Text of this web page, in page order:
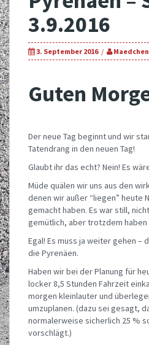
3.9.2016
3. September 2016
Guten
Der neue Tag beginnt und wir
Tatendrang in den neuen Tag!
Glaubt ihr das echt? Nein! Es
Müde quälen wir uns aus den
denen wir außer “liegen” heute
gemacht haben. Es war still,
gemütlich, aber trotzdem
Egal! Es muss ja weiter gehen –
die Pyrenäen.
Haben wir bei der Planung für
locker 8,5 Stunden Fahrzeit
morgen kleinlauter und
umzuplanen. (dazu sei gesagt,
normalerweise sicherlich 25 %
vorschlägt.)